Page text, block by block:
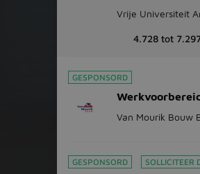
Vrije Universiteit
4.728 tot
GESPONSORD
Van Mourik Bouw
GESPONSORD SOLLICITEER